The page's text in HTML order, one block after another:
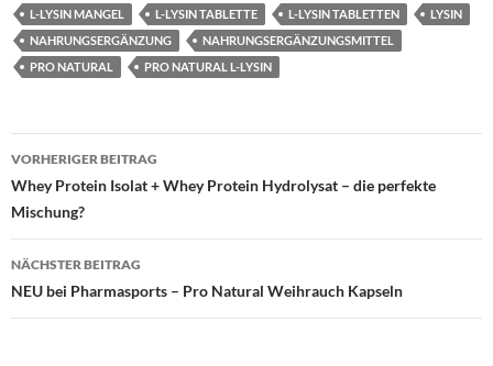
L-LYSIN MANGEL
L-LYSIN TABLETTE L-LYSIN TABLETTEN
LYSIN
NAHRUNGSERGÄNZUNG
NAHRUNGSERGÄNZUNGSMITTEL
PRO NATURAL
PRO NATURAL L-LYSIN
Beitragsnavigation
VORHERIGER BEITRAG
Whey Protein Isolat + Whey Protein Hydrolysat – die perfekte
Mischung?
NÄCHSTER BEITRAG
NEU bei Pharmasports – Pro Natural Weihrauch Kapseln